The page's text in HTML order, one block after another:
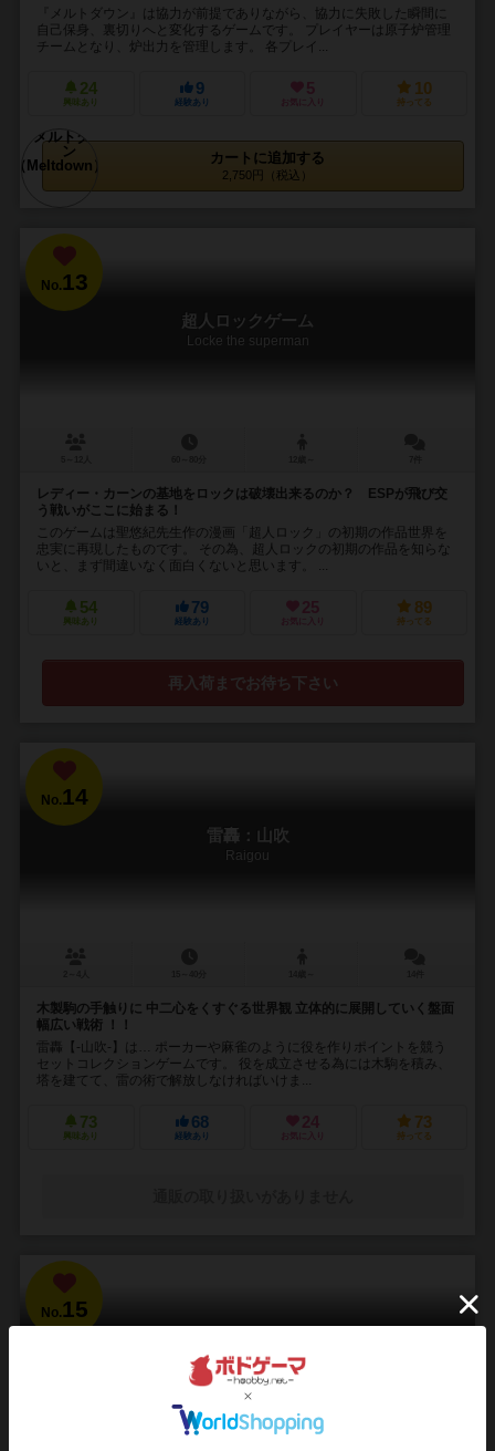
『メルトダウン』は協力が前提でありながら、協力に失敗した瞬間に
自己保身、裏切りへと変化するゲームです。 プレイヤーは原子炉管理
チームとなり、炉出力を管理します。 各プレイ...
24
興味あり
9
経験あり
5
お気に入り
10
持ってる
カートに追加する
2,750円（税込）
No.13
超人ロックゲーム
Locke the superman
レディー・カーンの基地をロックは破壊出来るのか？ ESPが飛び交
う戦いがここに始まる！
このゲームは聖悠紀先生作の漫画「超人ロック」の初期の作品世界を
忠実に再現したものです。 その為、超人ロックの初期の作品を知らな
いと、まず間違いなく面白くないと思います。 ...
54
興味あり
79
経験あり
25
お気に入り
89
持ってる
再入荷までお待ち下さい
No.14
雷轟：山吹
Raigou
木製駒の手触りに 中二心をくすぐる世界観 立体的に展開していく盤面
幅広い戦術 ！！
雷轟【-山吹-】は… ポーカーや麻雀のように役を作りポイントを競う
セットコレクションゲームです。 役を成立させる為には木駒を積み、
塔を建てて、雷の術で解放しなければいけま...
73
興味あり
68
経験あり
24
お気に入り
73
持ってる
No.15
Bloodborne: The Card Game